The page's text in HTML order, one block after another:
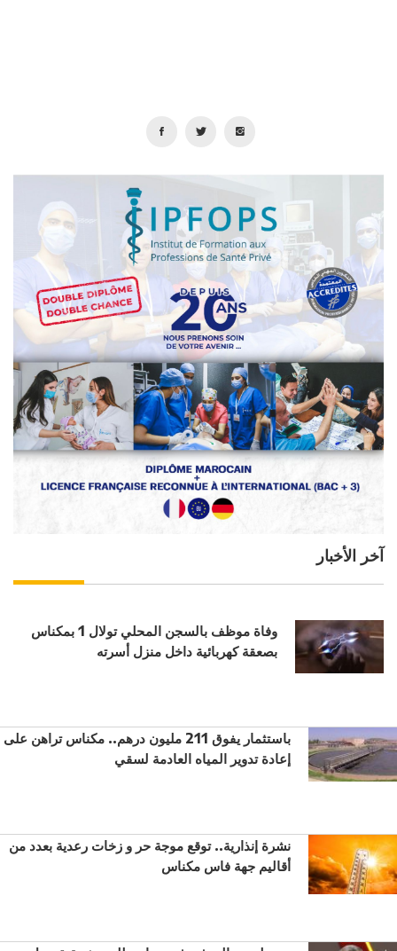
آخر الأخبار
وفاة موظف بالسجن المحلي تولال 1 بمكناس
بصعقة كهربائية داخل منزل أسرته
باستثمار يفوق 211 مليون درهم.. مكناس تراهن على
إعادة تدوير المياه العادمة لسقي
نشرة إنذارية.. توقع موجة حر و زخات رعدية بعدد من
أقاليم جهة فاس مكناس